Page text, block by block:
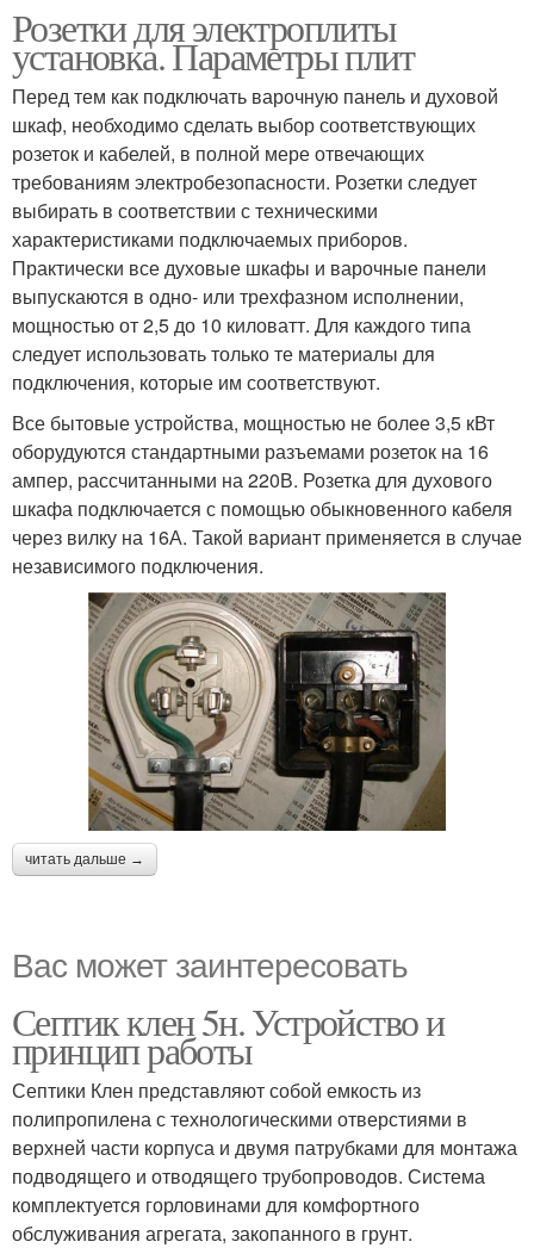
Розетки для электроплиты
установка. Параметры плит
Перед тем как подключать варочную панель и духовой
шкаф, необходимо сделать выбор соответствующих
розеток и кабелей, в полной мере отвечающих
требованиям электробезопасности. Розетки следует
выбирать в соответствии с техническими
характеристиками подключаемых приборов.
Практически все духовые шкафы и варочные панели
выпускаются в одно- или трехфазном исполнении,
мощностью от 2,5 до 10 киловатт. Для каждого типа
следует использовать только те материалы для
подключения, которые им соответствуют.
Все бытовые устройства, мощностью не более 3,5 кВт
оборудуются стандартными разъемами розеток на 16
ампер, рассчитанными на 220В. Розетка для духового
шкафа подключается с помощью обыкновенного кабеля
через вилку на 16А. Такой вариант применяется в случае
независимого подключения.
читать дальше →
Вас может заинтересовать
Септик клен 5н. Устройство и
принцип работы
Септики Клен представляют собой емкость из
полипропилена с технологическими отверстиями в
верхней части корпуса и двумя патрубками для монтажа
подводящего и отводящего трубопроводов. Система
комплектуется горловинами для комфортного
обслуживания агрегата, закопанного в грунт.